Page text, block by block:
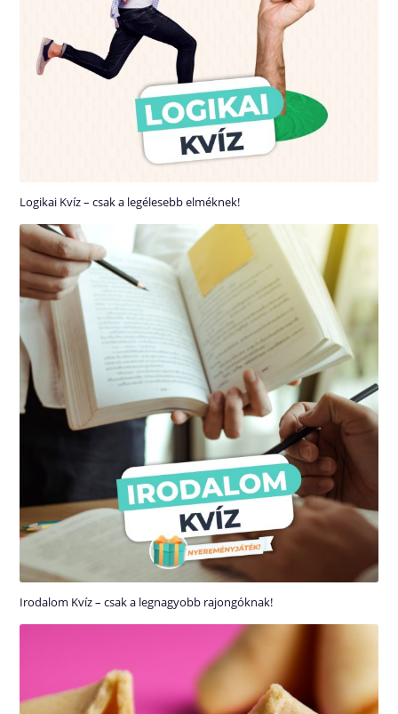
Logikai Kvíz – csak a legélesebb elméknek!
Irodalom Kvíz – csak a legnagyobb rajongóknak!